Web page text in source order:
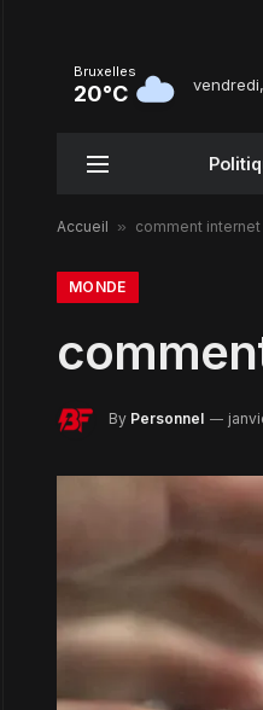
Bruxelles
20°C
Accueil » comment
MONDE
By Personnel